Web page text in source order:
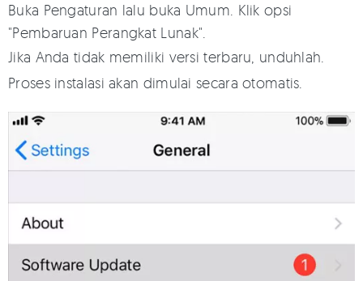
Buka Pengaturan lalu buka Umum. Klik opsi
"Pembaruan Perangkat Lunak".
Jika Anda tidak memiliki versi terbaru, unduhlah.
Proses instalasi akan dimulai secara otomatis.